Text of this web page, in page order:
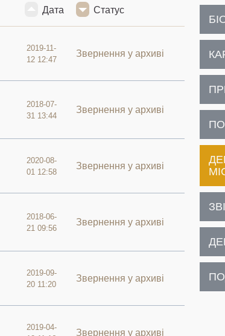
Дата Статус
2019-11-
12 12:47
Звернення у архиві
2018-07-
31 13:44
Звернення у архиві
2020-08-
01 12:58
Звернення у архиві
2018-06-
21 09:56
Звернення у архиві
2019-09-
20 11:20
Звернення у архиві
2019-04-
Звернення у архиві